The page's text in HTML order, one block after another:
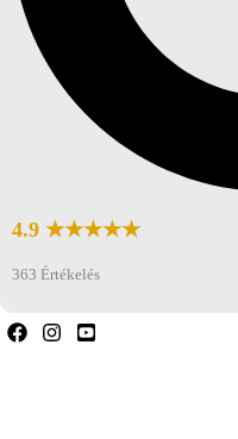
4.9 ★★★★★
363 Értékelés